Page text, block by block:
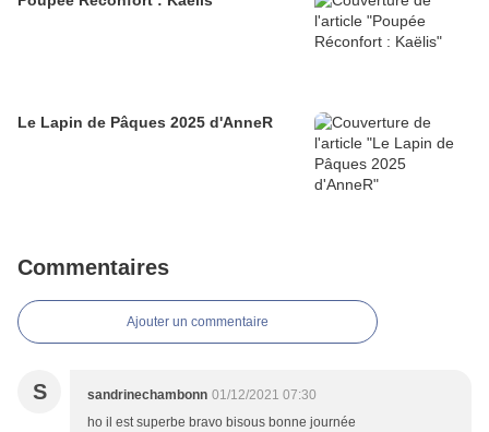
Le Lapin de Pâques 2025 d'AnneR
Commentaires
Ajouter un commentaire
S sandrinechambonn 01/12/2021 07:30
ho il est superbe bravo bisous bonne journée